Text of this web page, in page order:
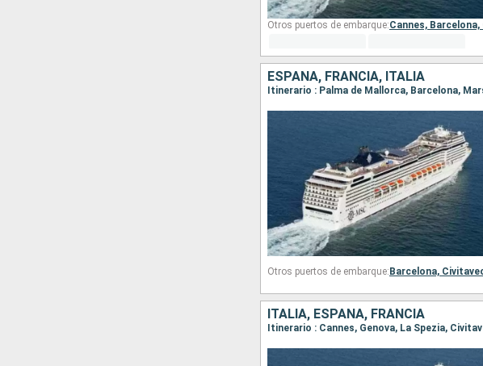
Otros puertos de embarque:Cannes, Barcelona,
ESPAÑA, FRANCIA, ITALIA
Itinerario : Palma de Mallorca, Barcelona,
Otros puertos de embarque: Barcelona,
ITALIA, ESPAÑA, FRANCIA
Itinerario : Cannes, Genova, La Spezia,